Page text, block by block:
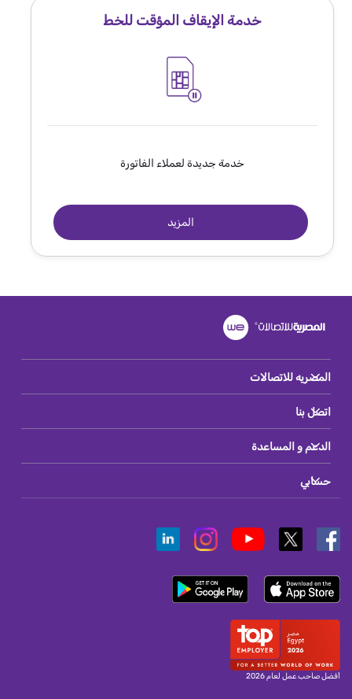
خدمة الإيقاف المؤقت للخط
خدمة جديدة لعملاء الفاتورة
المزيد
المصريه للاتصالات
اتصل بنا
الدعم و المساعدة
حسابي
أفضل صاحب عمل لعام 2026